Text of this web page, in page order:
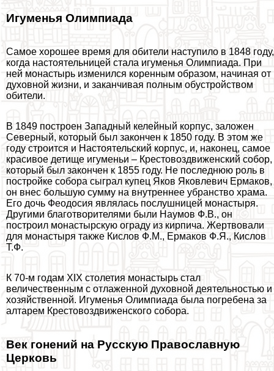
Игуменья Олимпиада
Самое хорошее время для обители наступило в 1848 году,
когда настоятельницей стала игуменья Олимпиада. При
ней монастырь изменился коренным образом, начиная от
духовной жизни, и заканчивая полным обустройством
обители.
В 1849 построен Западный келейный корпус, заложен
Северный, который был закончен к 1850 году. В этом же
году строится и Настоятельский корпус, и, наконец, самое
красивое детище игуменьи – Крестовоздвиженский собор,
который был закончен к 1855 году. Не последнюю роль в
постройке собора сыграл купец Яков Яковлевич Ермаков,
он внес большую сумму на внутреннее убранство храма.
Его дочь Феодосия являлась послушницей монастыря.
Другими благотворителями были Наумов Ф.В., он
построил монастырскую ограду из кирпича. Жертвовали
для монастыря также Кислов Ф.М., Ермаков Ф.Я., Кислов
Т.Ф.
К 70-м годам XIX столетия монастырь стал
величественным с отлаженной духовной деятельностью и
хозяйственной. Игуменья Олимпиада была погребена за
алтарем Крестовоздвиженского собора.
Век гонений на Русскую Православную
Церковь